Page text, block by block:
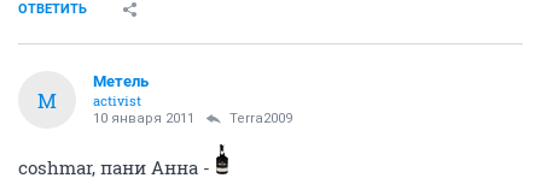
ОТВЕТИТЬ
М
Метель
activist
10 января 2011 Terra2009
coshmar, пани Анна -